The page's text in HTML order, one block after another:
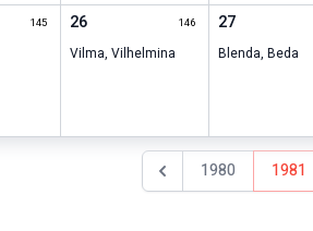
145 26 146
Vilma, Vilhelmina
27
Blenda,Beda
Föregående år
1980 1981